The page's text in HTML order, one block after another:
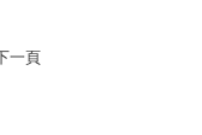
下一頁